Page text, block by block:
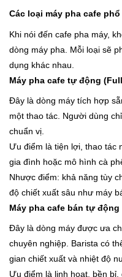
Các loại máy pha cafe phổ
Khi nói đến cafe pha máy,
dòng máy pha. Mỗi loại sẽ
dụng khác nhau.
Máy pha cafe tự động
Đây là dòng máy tích hợp
một thao tác. Người dùng
chuẩn vị.
Ưu điểm là tiện lợi, thao tác
gia đình hoặc mô hình cà
Nhược điểm: khả năng tùy
độ chiết xuất sâu như máy
Máy pha cafe bán tự động
Đây là dòng máy được ưa
chuyên nghiệp. Barista có
gian chiết xuất và nhiệt độ
Ưu điểm là linh hoạt, bền bỉ,